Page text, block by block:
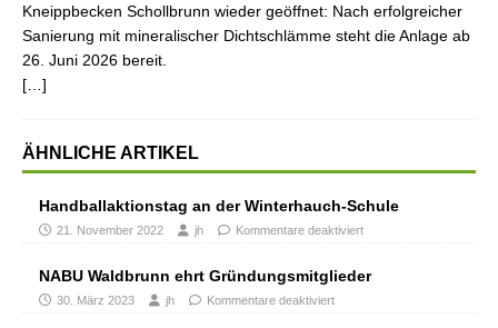
Kneippbecken Schollbrunn wieder geöffnet: Nach erfolgreicher
Sanierung mit mineralischer Dichtschlämme steht die Anlage ab
26. Juni 2026 bereit.
[…]
ÄHNLICHE ARTIKEL
Handballaktionstag an der Winterhauch-Schule
21. November 2022 jh Kommentare deaktiviert
NABU Waldbrunn ehrt Gründungsmitglieder
30. März 2023 jh Kommentare deaktiviert